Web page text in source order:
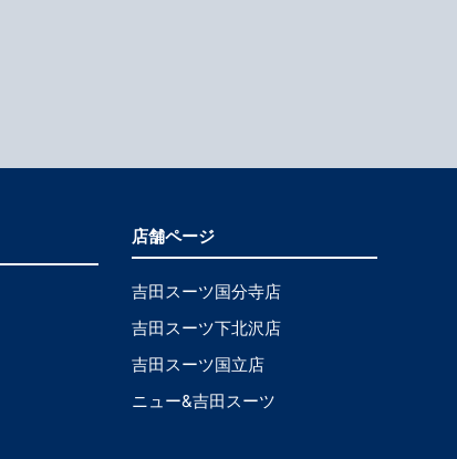
店舗ページ
吉田スーツ国分寺店
吉田スーツ下北沢店
吉田スーツ国立店
ニュー&吉田スーツ